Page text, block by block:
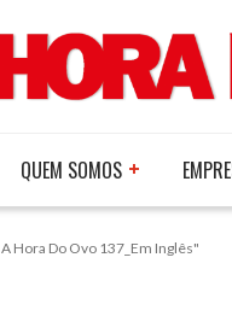
QUEM SOMOS
A Hora Do Ovo 137_Em Inglês"